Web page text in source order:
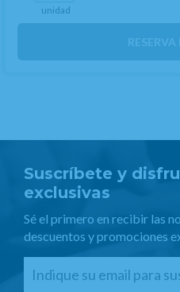
unidad
Suscríbete y
exclusivas
Sé el primero en recibir las
descuentos y promociones